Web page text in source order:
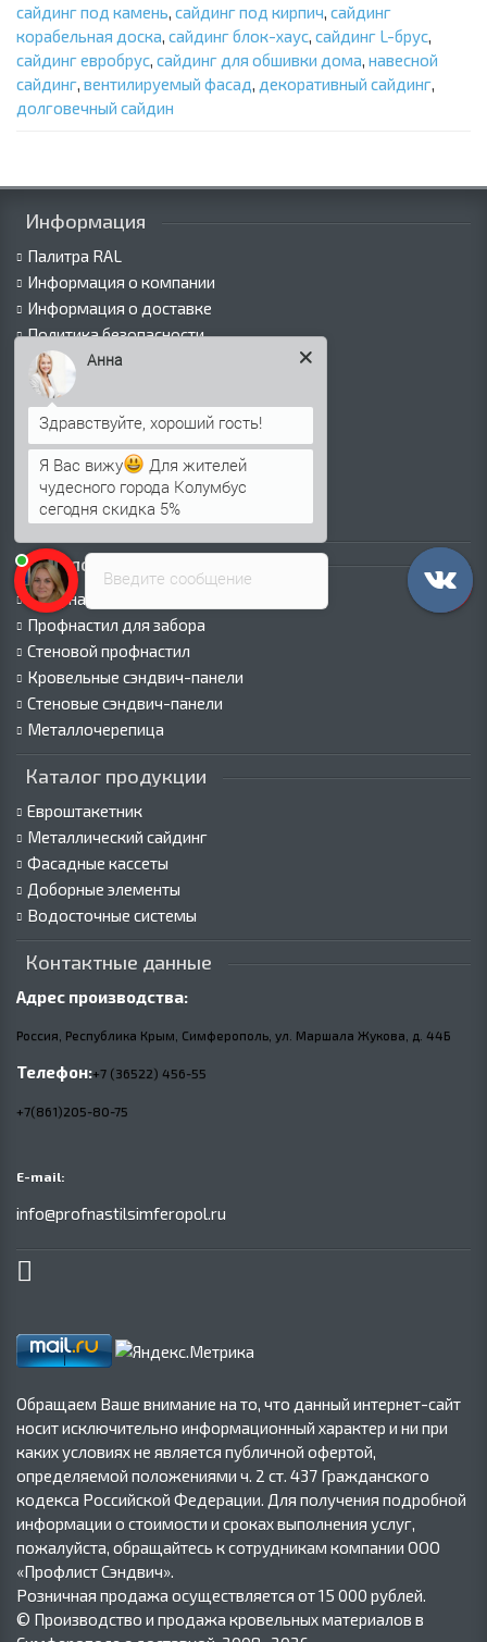
сайдинг под камень, сайдинг под кирпич, сайдинг
корабельная доска, сайдинг блок-хаус, сайдинг L-брус,
сайдинг евробрус, сайдинг для обшивки дома, навесной
сайдинг, вентилируемый фасад, декоративный сайдинг,
долговечный сайдин
Информация
Палитра RAL
Информация о компании
Информация о доставке
Политика безопасности
Условия соглашения
Сертификаты
Виды покрытий
Как оформить заказ
Вакансии
Оплата
Пресс-центр
Каталог продукции
Профнастил для крыши
Профнастил для забора
Стеновой профнастил
Кровельные сэндвич-панели
Стеновые сэндвич-панели
Металлочерепица
Каталог продукции
Евроштакетник
Металлический сайдинг
Фасадные кассеты
Доборные элементы
Водосточные системы
Контактные данные
Адрес производства:
Россия, Республика Крым, Симферополь, ул. Маршала Жукова, д. 44Б
Телефон:+7 (36522) 456-55
+7(861)205-80-75
E-mail:
info@profnastilsimferopol.ru
Обращаем Ваше внимание на то, что данный интернет-сайт
носит исключительно информационный характер и ни при
каких условиях не является публичной офертой,
определяемой положениями ч. 2 ст. 437 Гражданского
кодекса Российской Федерации. Для получения подробной
информации о стоимости и сроках выполнения услуг,
пожалуйста, обращайтесь к сотрудникам компании ООО
«Профлист Сэндвич».
Розничная продажа осуществляется от 15 000 рублей.
© Производство и продажа кровельных материалов в
Введите сообщение
Анна
Я Вас вижу
Для жителей
чудесного города Колумбус
сегодня скидка 5%